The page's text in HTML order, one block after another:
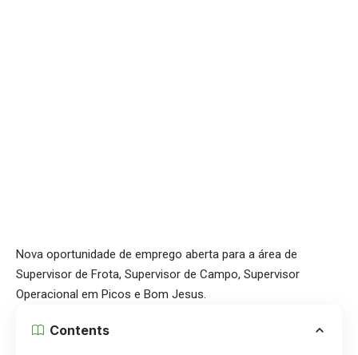
Nova oportunidade de emprego aberta para a área de
Supervisor de Frota, Supervisor de Campo, Supervisor
Operacional em Picos e Bom Jesus.
Contents